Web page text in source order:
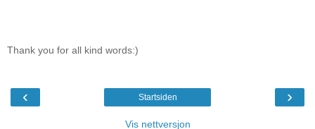
Thank you for all kind words:)
‹ ›
Startsiden
Vis nettversjon